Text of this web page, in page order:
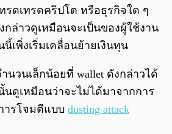
ทรดเทรดคริปโต หรือธุรกิจใด ๆ
กล่าวดูเหมือนจะเป็นของผู้ใช้งาน
เพิ่งเริ่มเคลื่อนย้ายเงินทุน
นวนเล็กน้อยที่ wallet ดังกล่าวได้
นดูเหมือนว่าจะไม่ได้มาจากการ
ารโจมตีแบบ dusting attack